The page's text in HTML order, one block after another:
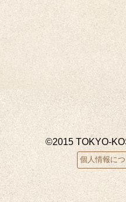
©2015 TOKYO-
個人情報に